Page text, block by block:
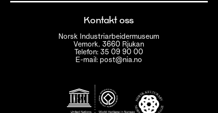
Kontakt oss
Norsk Industriarbeidermuseum
Vemork, 3660 Rjukan
Telefon: 35 09 90 00
E-mail: post@nia.no